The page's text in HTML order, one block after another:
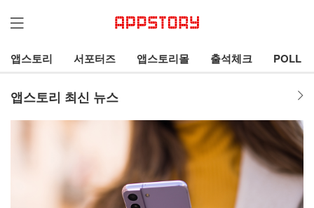
앱스토리 서포터즈 앱스토리몰 출석체크 POLL
앱스토리 최신 뉴스